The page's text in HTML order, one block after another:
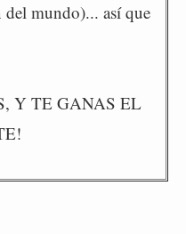
del mundo)... así que
Y TE GANAS EL